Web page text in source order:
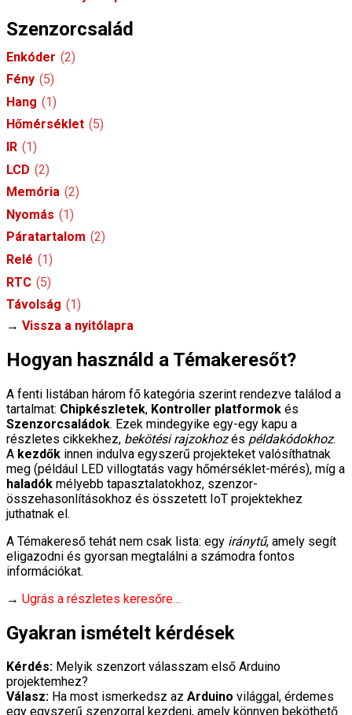
Szenzorcsalád
Enkóder (2)
Fény (5)
Hang (1)
Hőmérséklet (5)
IR (1)
LCD (2)
Memória (2)
Nyomás (1)
Páratartalom (2)
Relé (1)
RTC (5)
Távolság (1)
→ Vissza a nyitólapra
Hogyan használd a Témakeresőt?
A fenti listában három fő kategória szerint rendezve találod a
tartalmat: Chipkészletek, Kontroller platformok és
Szenzorcsaládok. Ezek mindegyike egy-egy kapu a
részletes cikkekhez, bekötési rajzokhozés példakódokhoz.
A kezdők innen indulva egyszerű projekteket valósíthatnak
meg (például LED villogtatás vagy hőmérséklet-mérés), míg a
haladók mélyebb tapasztalatokhoz, szenzor-
összehasonlításokhoz és összetett IoT projektekhez
juthatnak el.
A Témakereső tehát nem csak lista: egy iránytű, amely segít
eligazodni és gyorsan megtalálni a számodra fontos
információkat.
→ Ugrás a részletes keresőre…
Gyakran ismételt kérdések
Kérdés: Melyik szenzort válasszam első Arduino
projektemhez?
Válasz: Ha most ismerkedsz az Arduino világgal, érdemes
egy egyszerű szenzorral kezdeni, amely könnyen beköthető